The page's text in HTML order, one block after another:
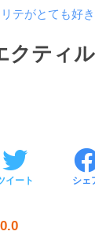
テがとても好き
クティル
イート シェ